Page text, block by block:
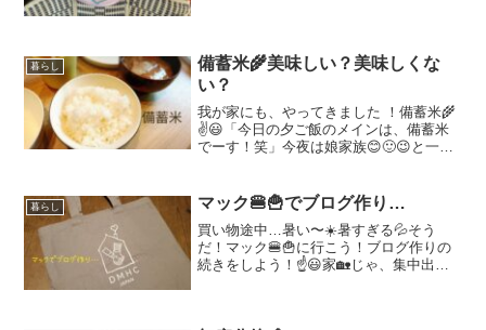
あげるよ！」戌の日のお参り...
暮らし
備蓄米🌾美味しい？美味しくな
い？
我が家にも、やってきました ！備蓄米🌾
✌️😃「今日の夕ご飯のメインは、備蓄米
でーす！笑」今夜は娘家族😊🙂😉と一緒
宮のスーパー「ロピア」🛒で仕入れた備
蓄米🌾普通に買えまし...
暮らし マック🍔🍟でブログ作り…
買い物途中…暑い〜☀️暑すぎる💦そう
だ！マック🍔🍟に行こう！ブログ作りの
続きをしよう！☝️😃家🏡じゃ、集中出来